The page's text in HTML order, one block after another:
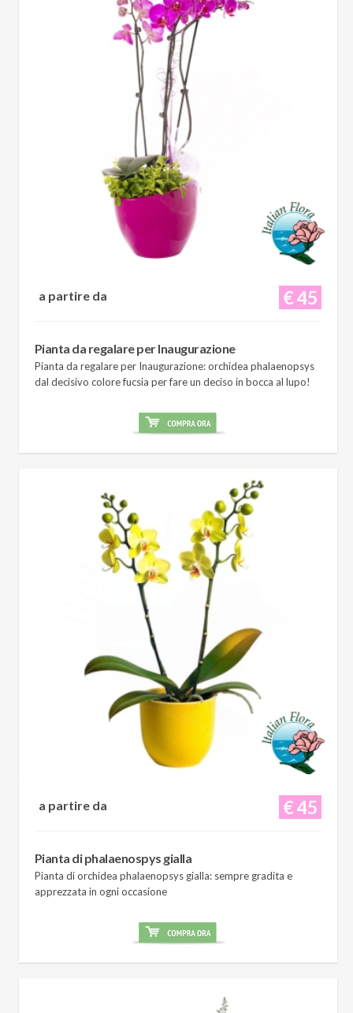
€ 45
a partire da
Pianta da regalare per Inaugurazione
Pianta da regalare per Inaugurazione: orchidea phalaenopsys
dal decisivo colore fucsia per fare un deciso in bocca al lupo!
€ 45
a partire da
Pianta di phalaenospys gialla
Pianta di orchidea phalaenopsys gialla: sempre gradita e
apprezzata in ogni occasione